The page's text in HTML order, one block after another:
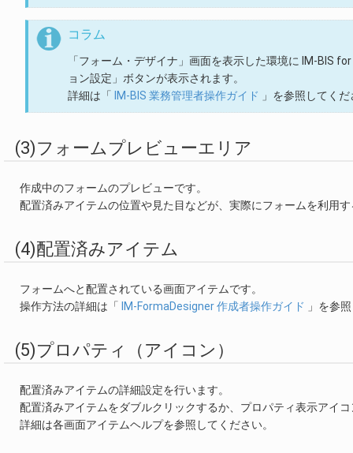
コラム
「フォーム・デザイナ」画面を表示した環境に IM-BIS
ョン設定」ボタンが表示されます。
詳細は「
IM-BIS 業務管理者操作ガイド 」を参照してく
(3)フォームプレビューエリア
作成中のフォームのプレビューです。
配置済みアイテムの位置や見た目などが、実際にフォームを利用
(4)配置済みアイテム
フォームへと配置されている画面アイテムです。
操作方法の詳細は「
IM-FormaDesigner 作成者操作ガイド 」を参
(5)プロパティ（アイコン）
配置済みアイテムの詳細設定を行います。
配置済みアイテムをダブルクリックするか、プロパティ表示アイ
詳細は各画面アイテムヘルプを参照してください。